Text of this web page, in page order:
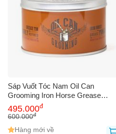
Sáp Vuốt Tóc Nam Oil Can
Grooming Iron Horse Grease
Pomade - Giữ Nếp Lâu, Độ Bóng
Đẹp, Hương Amber & Vanilla -
495.000đ
600.000đ
Hàng mới về